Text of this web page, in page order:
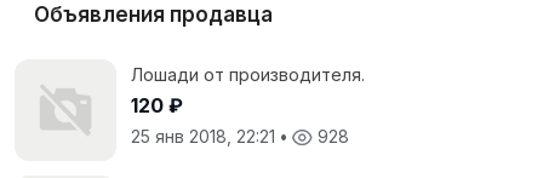
Объявления продавца
Лошади от производителя.
120 ₽
25 янв 2018, 22:21 • 928